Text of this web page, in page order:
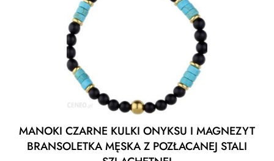
MANOKI CZARNE KULKI ONYKSU I MAGNEZYT
BRANSOLETKA MĘSKA Z POZŁACANEJ STALI